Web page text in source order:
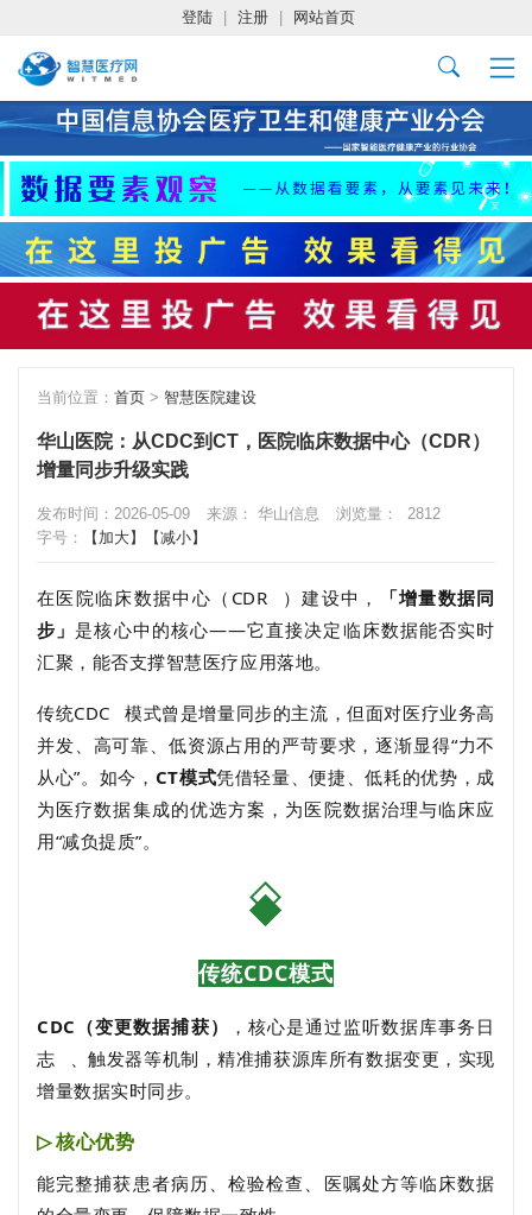
登陆 注册 网站首页
当前位置： 首页 > 智慧医院建设
华山医院：从CDC到CT，医院临床数据中心（CDR）
增量同步升级实践
发布时间：2026-05-09 来源： 华山信息 浏览量：
2812
字号：
【加大】 【减小】
在医院临床数据中心（ CDR ）建设中，
「增量数据同
步」 是核心中的核心——它直接决定临床数据能否实时
汇聚，能否支撑智慧医疗应用落地。
传统CDC
模式曾是增量同步的主流，但面对医疗业务高
并发、高可靠、低资源占用的严苛要求，逐渐显得“力不
从心”。如今， CT模式凭借轻量、便捷、低耗的优势，成
为医疗数据集成的优选方案，为医院数据治理与临床应
用“减负提质”。
传统CDC模式
CDC（变更数据捕获） ，核心是通过监听数据库事务日
志
、触发器等机制，精准捕获源库所有数据变更，实现
增量数据实时同步。
▷核心优势
能完整捕获患者病历、检验检查、医嘱处方等临床数据